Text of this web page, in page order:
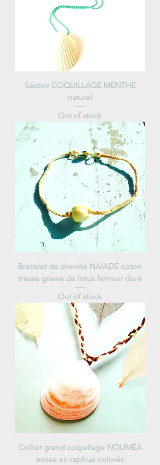
Sautoir COQUILLAGE MENTHE
naturel
Out of stock
Bracelet de cheville NAÏADE coton
tressé graine de lotus fermoir doré
Out of stock
Collier grand coquillage NOUMÉA
tresse en raphias colorés